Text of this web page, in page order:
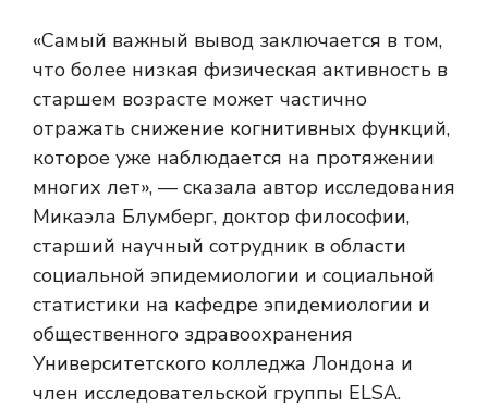
«Самый важный вывод заключается в том,
что более низкая физическая активность в
старшем возрасте может частично
отражать снижение когнитивных функций,
которое уже наблюдается на протяжении
многих лет», — сказала автор исследования
Микаэла Блумберг, доктор философии,
старший научный сотрудник в области
социальной эпидемиологии и социальной
статистики на кафедре эпидемиологии и
общественного здравоохранения
Университетского колледжа Лондона и
член исследовательской группы ELSA.